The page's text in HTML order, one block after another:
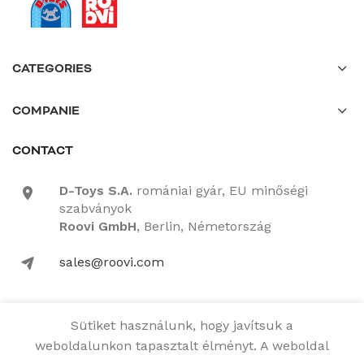
CATEGORIES
COMPANIE
CONTACT
location-icon D-Toys S.A. romániai gyár, EU minőségi
szabványok
Roovi GmbH, Berlin, Németország
mail-icon sales@roovi.com
Minden jog fenntartva
Sütiket használunk, hogy javítsuk a
weboldalunkon tapasztalt élményt. A weboldal